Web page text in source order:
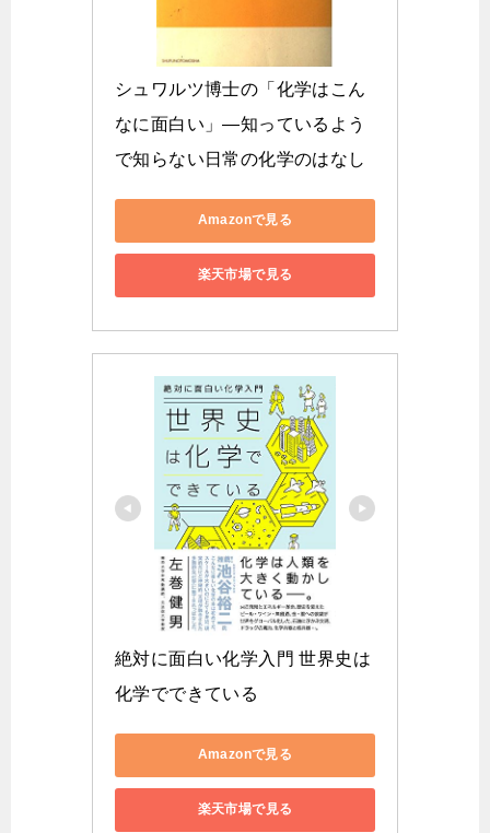
シュワルツ博士の「化学はこん
なに面白い」―知っているよう
で知らない日常の化学のはなし
Amazonで見る
楽天市場で見る
絶対に面白い化学入門 世界史は
化学でできている
Amazonで見る
楽天市場で見る